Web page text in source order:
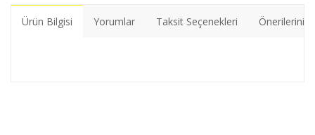
Ürün Bilgisi Yorumlar Taksit Seçenekleri Önerileriniz